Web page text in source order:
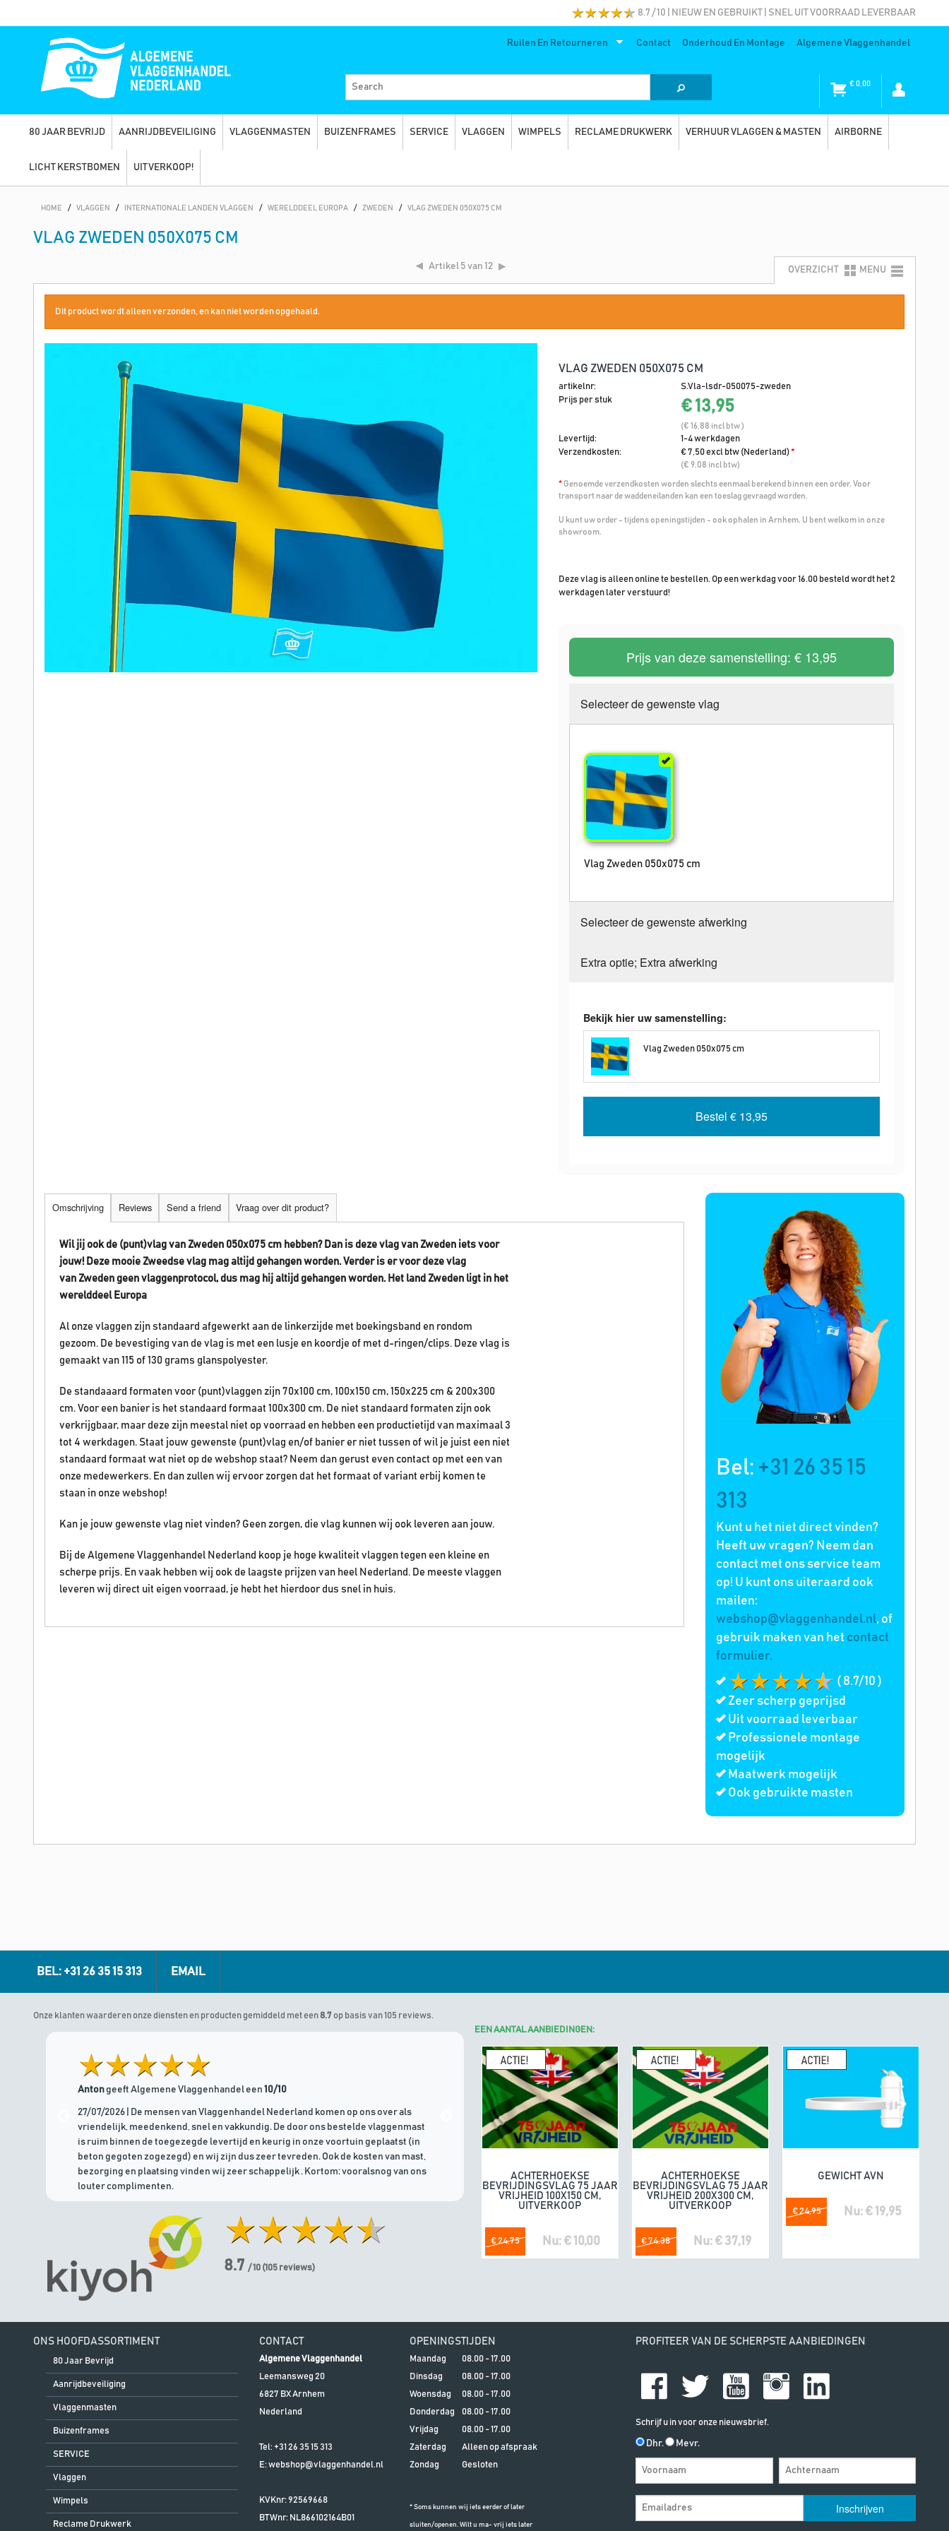
8.7 / 10 | NIEUW EN GEBRUIKT | SNEL UIT VOORRAAD LEVERBAAR
Ruilen En Retourneren Contact Onderhoud En Montage Algemene Vlaggenhandel
€0,00
80 JAAR BEVRIJD AANRIJDBEVEILIGING VLAGGENMASTEN BUIZENFRAMES SERVICE VLAGGEN WIMPELS RECLAME DRUKWERK VERHUUR VLAGGEN & MASTEN AIRBORNE
LICHT KERSTBOMEN UITVERKOOP!
HOME / VLAGGEN / INTERNATIONALE LANDEN VLAGGEN / WERELDDEEL EUROPA / ZWEDEN / VLAG ZWEDEN 050X075 CM
VLAG ZWEDEN 050X075 CM
Artikel 5 van 12 OVERZICHT MENU
Dit product wordt alleen verzonden, en kan niet worden opgehaald.
VLAG ZWEDEN 050X075 CM
artikelnr:
S.Vla-lsdr-050075-zweden
Prijs per stuk
€ 13,95
(€ 16,88 incl btw )
Levertijd:
1-4 werkdagen
Verzendkosten:
€ 7,50 excl btw (Nederland)*
(€ 9,08 incl btw)
* Genoemde verzendkosten worden slechts eenmaal berekend binnen een order. Voor
transport naar de waddeneilanden kan een toeslag gevraagd worden.
U kunt uw order - tijdens openingstijden - ook ophalen in Arnhem. U bent welkom in onze
showroom.
Deze vlag is alleen online te bestellen. Op een werkdag voor 16.00 besteld wordt het 2
werkdagen later verstuurd!
Prijs van deze samenstelling: € 13,95
Selecteer de gewenste vlag
Vlag Zweden 050x075 cm
Selecteer de gewenste afwerking
Extra optie; Extra afwerking
Bekijk hier uw samenstelling:
Vlag Zweden 050x075 cm
Bestel € 13,95
Bel: +31 26 35 15
313
Kunt u het niet direct vinden?
Heeft uw vragen? Neem dan
contact met ons service team
op! U kunt ons uiteraard ook
mailen:
webshop@vlaggenhandel.nl, of
gebruik maken van het contact
formulier.
( 8.7/10 )
Zeer scherp geprijsd
Uit voorraad leverbaar
Professionele montage
mogelijk
Maatwerk mogelijk
Ook gebruikte masten
Omschrijving Reviews Send a friend Vraag over dit product?
Wil jij ook de (punt)vlag van Zweden 050x075 cm hebben? Dan is deze vlag van Zweden iets voor
jouw! Deze mooie Zweedse vlag mag altijd gehangen worden. Verder is er voor deze vlag
van Zweden geen vlaggenprotocol, dus mag hij altijd gehangen worden. Het land Zweden ligt in het
werelddeel Europa
Al onze vlaggen zijn standaard afgewerkt aan de linkerzijde met boekingsband en rondom
gezoom. De bevestiging van de vlag is met een lusje en koordje of met d-ringen/clips. Deze vlag is
gemaakt van 115 of 130 grams glanspolyester.
De standaaard formaten voor (punt)vlaggen zijn 70x100 cm, 100x150 cm, 150x225 cm & 200x300
cm. Voor een banier is het standaard formaat 100x300 cm. De niet standaard formaten zijn ook
verkrijgbaar, maar deze zijn meestal niet op voorraad en hebben een productietijd van maximaal 3
tot 4 werkdagen. Staat jouw gewenste (punt)vlag en/of banier er niet tussen of wil je juist een niet
standaard formaat wat niet op de webshop staat? Neem dan gerust even contact op met een van
onze medewerkers. En dan zullen wij ervoor zorgen dat het formaat of variant erbij komen te
staan in onze webshop!
Kan je jouw gewenste vlag niet vinden? Geen zorgen, die vlag kunnen wij ook leveren aan jouw.
Bij de Algemene Vlaggenhandel Nederland koop je hoge kwaliteit vlaggen tegen een kleine en
scherpe prijs. En vaak hebben wij ook de laagste prijzen van heel Nederland. De meeste vlaggen
leveren wij direct uit eigen voorraad, je hebt het hierdoor dus snel in huis.
BEL: +31 26 35 15 313 EMAIL
Onze klanten waarderen onze diensten en producten gemiddeld met een 8.7 op basis van 105 reviews.
Antongeeft Algemene Vlaggenhandel een 10/10
27/07/2026 | De mensen van Vlaggenhandel Nederland komen op ons over als
vriendelijk, meedenkend, snel en vakkundig. De door ons bestelde vlaggenmast
is ruim binnen de toegezegde levertijd en keurig in onze voortuin geplaatst (in
beton gegoten zogezegd) en wij zijn dus zeer tevreden. Ook de kosten van mast,
bezorging en plaatsing vinden wij zeer schappelijk . Kortom: vooralsnog van ons
louter complimenten.
Marinus geeft Algemene Vlaggenhandel een10/10
21/07/2026 | Goede communicatie. Fijne producten.
8.7/ 10 (105 reviews)
EEN AANTAL AANBIEDINGEN:
In winkelwagen
ACHTERHOEKSE
BEVRIJDINGSVLAG 75 JAAR
VRIJHEID 100X150 CM,
UITVERKOOP
€ 24,75 Nu: € 10,00
In winkelwagen
ACHTERHOEKSE
BEVRIJDINGSVLAG 75 JAAR
VRIJHEID 200X300 CM,
UITVERKOOP
€ 74,38 Nu: € 37,19
In winkelwagen
GEWICHT AVN
€ 24,95 Nu: € 19,95
ONS HOOFDASSORTIMENT
80 Jaar Bevrijd
Aanrijdbeveiliging
Vlaggenmasten
Buizenframes
SERVICE
Vlaggen
Wimpels
Reclame Drukwerk
CONTACT
Algemene Vlaggenhandel
Leemansweg 20
6827 BXArnhem
Nederland
Tel: +31 26 35 15 313
E:webshop@vlaggenhandel.nl
KVKnr: 92569668
BTWnr: NL866102164B01
OPENINGSTIJDEN
Maandag
08.00 - 17.00
Dinsdag
08.00 - 17.00
Woensdag
08.00 - 17.00
Donderdag
08.00 - 17.00
Vrijdag
08.00 - 17.00
Zaterdag
Alleen op afspraak
Zondag
Gesloten
* Soms kunnen wij iets eerder of later
sluiten/openen. Wilt u ma- vrij iets later
PROFITEER VAN DE SCHERPSTE AANBIEDINGEN
Schrijf u in voor onze nieuwsbrief.
Dhr. Mevr.